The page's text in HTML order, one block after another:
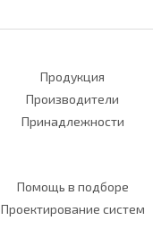
Продукция
Производители
Принадлежности
Помощь в подборе
Проектирование систем